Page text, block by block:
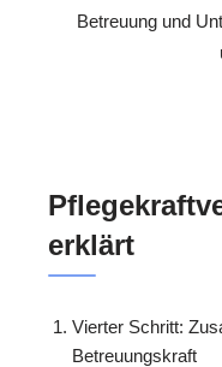
Betreuung und
erklärt
Vierter Schritt:
Betreuungskraft